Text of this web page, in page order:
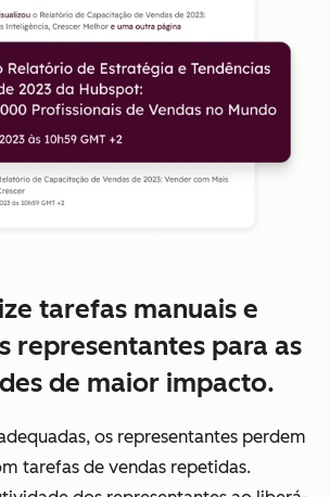
tarefas manuais e
representantes para as
de maior impacto.
os representantes perdem
tarefas de vendas repetidas.